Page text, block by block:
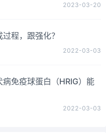
2023-03-20
程，跟强化？
2022-03-03
免疫球蛋白（HRIG）能
2022-03-03